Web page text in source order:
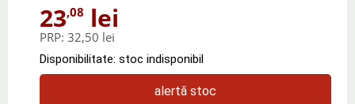
23,08 lei
PRP: 32,50 lei
Disponibilitate: stoc indisponibil
alertă stoc